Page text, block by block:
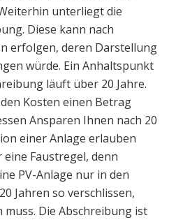
unterliegt die
Diese kann nach
erfolgen, deren Darstellung
würde. Ein Anhaltspunkt
läuft über 20 Jahre.
Kosten einen Betrag
Ansparen Ihnen nach 20
einer Anlage erlauben
Faustregel, denn
PV-Anlage nur in den
Jahren so verschlissen,
muss. Die Abschreibung ist